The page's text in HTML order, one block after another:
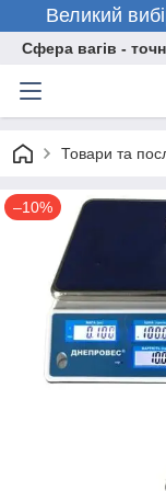
Великий
Сфера вагів -
Товари та
–10%